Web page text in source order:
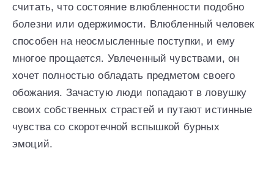
считать, что состояние влюбленности подобно
болезни или одержимости. Влюбленный человек
способен на неосмысленные поступки, и ему
многое прощается. Увлеченный чувствами, он
хочет полностью обладать предметом своего
обожания. Зачастую люди попадают в ловушку
своих собственных страстей и путают истинные
чувства со скоротечной вспышкой бурных
эмоций.